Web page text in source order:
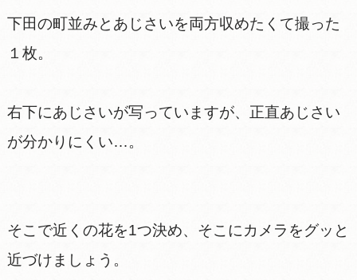
下田の町並みとあじさいを両方収めたくて撮った
１枚。
右下にあじさいが写っていますが、正直あじさい
が分かりにくい…。
そこで近くの花を1つ決め、そこにカメラをグッと
近づけましょう。